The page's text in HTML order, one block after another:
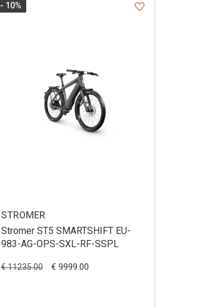
STROMER
Stromer ST5 SMARTSHIFT EU-
983-AG-OPS-SXL-RF-SSPL
€ 11235.00 € 9999.00
- 10%